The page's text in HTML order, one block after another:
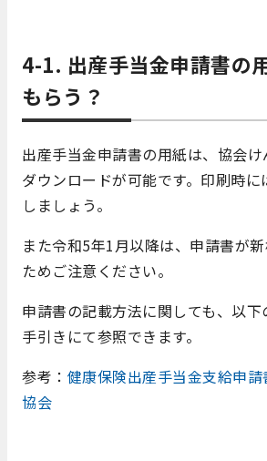
4-1. 出産手当金申請書の
もらう？
出産手当金申請書の用紙は、協会
ダウンロードが可能です。印刷時に
しましょう。
また令和5年1月以降は、申請書が
ためご注意ください。
申請書の記載方法に関しても、以
手引きにて参照できます。
参考： 健康保険出産手当金支給申
協会